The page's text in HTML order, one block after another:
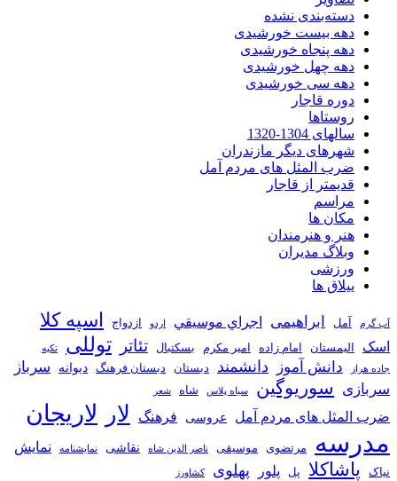
دسته‌بندی نشده
دهه بیست خورشیدی
دهه پنجاه خورشیدی
دهه چهل خورشیدی
دهه سی خورشیدی
دوره قاجار
روستاها
سالهای 1304-1320
شهرهای دیگر مازندران
ضرب المثل های مردم آمل
قدیمتر از قاجار
مراسم
مکان ها
هنر و هنرمندان
وبلاگ مدیران
ورزشی
ییلاق ها
آب گرم آمل ابراهیمی اجراي موسيقي اردو ازدواج اسپه کلا
اسک الیمستان امام زاده امیر مکرم بسکتبال تئاتر توللی تکیه
جاده هراز دانش آموز دانشمند دبستان دبستان فرهنگ دیوانه
سرباز
سربازی
سوریوگین سیاه پلاس شاه شعر
ضرب المثل های مردم آمل عروسی فرهنگ لار لاریجان
مدرسه مرتضوی موسیقی ناصر الدین شاه نقاشی نمايشنامه نمایش
نیاک پاشاکلا پل پلور پهلوی کشاورز